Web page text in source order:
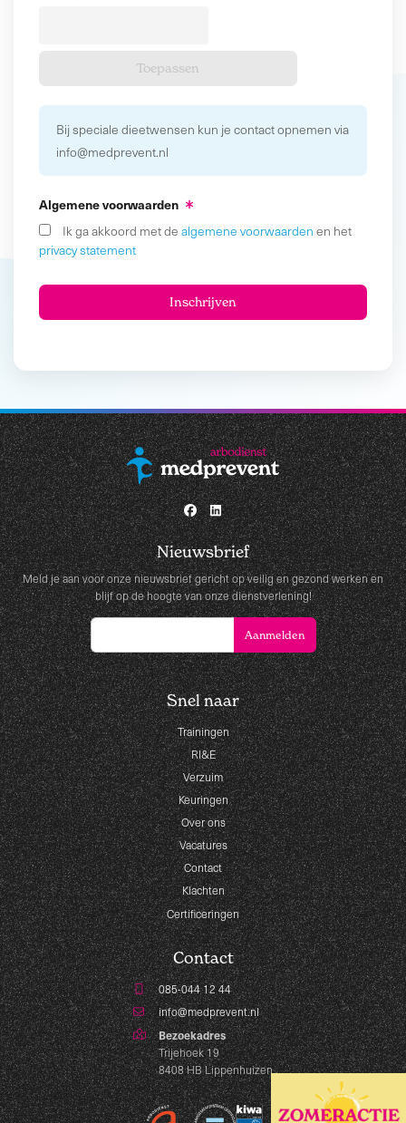
Bij speciale dieetwensen kun je contact opnemen via
info@medprevent.nl
Algemene voorwaarden
Ik ga akkoord met de algemene voorwaarden en het
privacy statement
Nieuwsbrief
Meld je aan voor onze nieuwsbrief gericht op veilig en gezond werken en
blijf op de hoogte van onze dienstverlening!
Snel naar
Trainingen
RI&E
Verzuim
Keuringen
Over ons
Vacatures
Contact
Klachten
Certificeringen
Contact
085-044 12 44
info@medprevent.nl
Bezoekadres
Trijehoek 19
8408 HB Lippenhuizen